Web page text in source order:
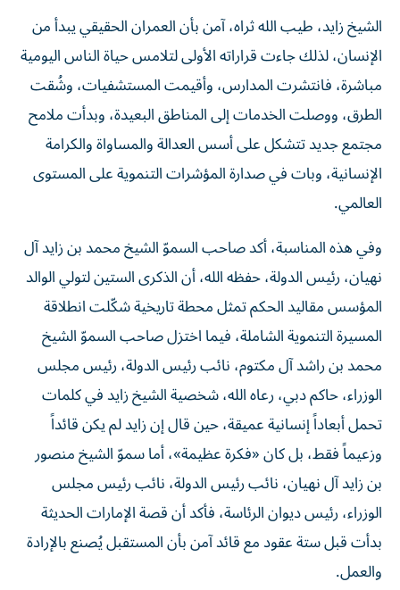
الشيخ زايد، طيب الله ثراه، آمن بأن العمران الحقيقي يبدأ من
الإنسان، لذلك جاءت قراراته الأولى لتلامس حياة الناس اليومية
مباشرة، فانتشرت المدارس، وأقيمت المستشفيات، وشُقت
الطرق، ووصلت الخدمات إلى المناطق البعيدة، وبدأت ملامح
مجتمع جديد تتشكل على أسس العدالة والمساواة والكرامة
الإنسانية، وبات في صدارة المؤشرات التنموية على المستوى
العالمي.
وفي هذه المناسبة، أكد صاحب السموّ الشيخ محمد بن زايد آل
نهيان، رئيس الدولة، حفظه الله، أن الذكرى الستين لتولي الوالد
المؤسس مقاليد الحكم تمثل محطة تاريخية شكّلت انطلاقة
المسيرة التنموية الشاملة، فيما اختزل صاحب السموّ الشيخ
محمد بن راشد آل مكتوم، نائب رئيس الدولة، رئيس مجلس
الوزراء، حاكم دبي، رعاه الله، شخصية الشيخ زايد في كلمات
تحمل أبعاداً إنسانية عميقة، حين قال إن زايد لم يكن قائداً
وزعيماً فقط، بل كان «فكرة عظيمة»، أما سموّ الشيخ منصور
بن زايد آل نهيان، نائب رئيس الدولة، نائب رئيس مجلس
الوزراء، رئيس ديوان الرئاسة، فأكد أن قصة الإمارات الحديثة
بدأت قبل ستة عقود مع قائد آمن بأن المستقبل يُصنع بالإرادة
والعمل.